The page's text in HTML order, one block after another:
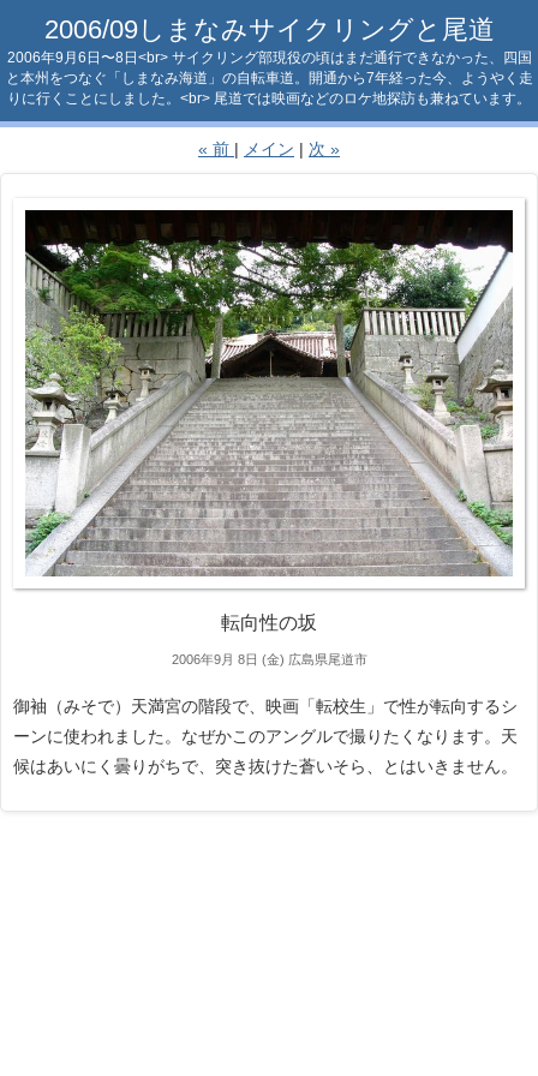
2006/09しまなみサイクリングと尾道
2006年9月6日〜8日<br> サイクリング部現役の頃はまだ通行できなかった、四国
と本州をつなぐ「しまなみ海道」の自転車道。開通から7年経った今、ようやく走
りに行くことにしました。<br> 尾道では映画などのロケ地探訪も兼ねています。
« 前 メイン 次 »
転向性の坂
2006年9月 8日 (金) 広島県尾道市
御袖（みそで）天満宮の階段で、映画「転校生」で性が転向するシ
ーンに使われました。なぜかこのアングルで撮りたくなります。天
候はあいにく曇りがちで、突き抜けた蒼いそら、とはいきません。